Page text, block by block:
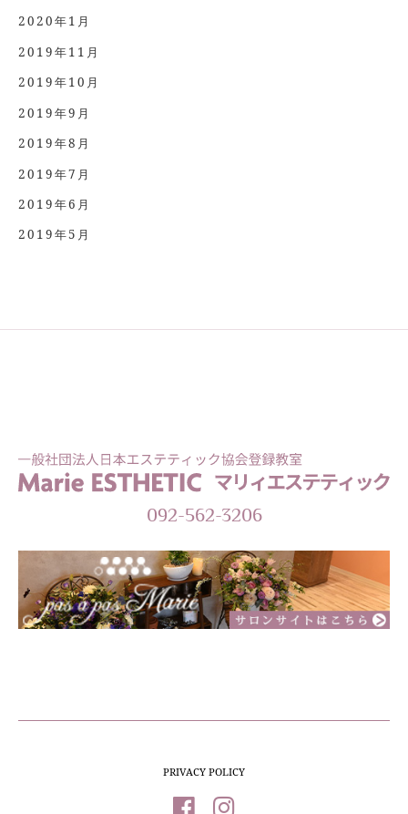
2020年1月
2019年11月
2019年10月
2019年9月
2019年8月
2019年7月
2019年6月
2019年5月
092-562-3206
PRIVACY POLICY